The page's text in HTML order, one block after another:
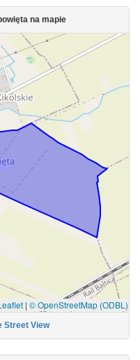
na mapie
| © OpenStreetMap (ODBL)
Street View